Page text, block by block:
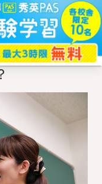
動
・メディア